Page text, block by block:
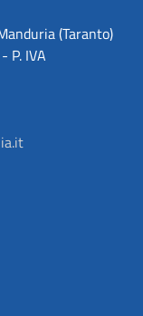
(Taranto)
P. IVA